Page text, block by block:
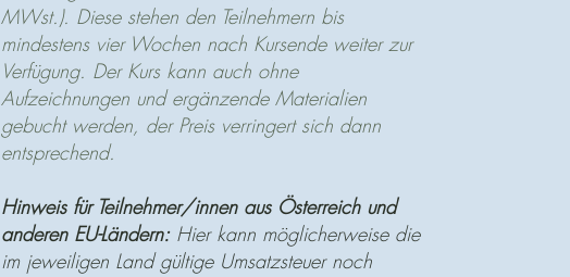
MWst.). Diese stehen den Teilnehmern bis
mindestens vier Wochen nach Kursende weiter zur
Verfügung. Der Kurs kann auch ohne
Aufzeichnungen und ergänzende Materialien
gebucht werden, der Preis verringert sich dann
entsprechend.
Hinweis für Teilnehmer/innen aus Österreich und
anderen EU-Ländern:Hier kann möglicherweise die
im jeweiligen Land gültige Umsatzsteuer noch